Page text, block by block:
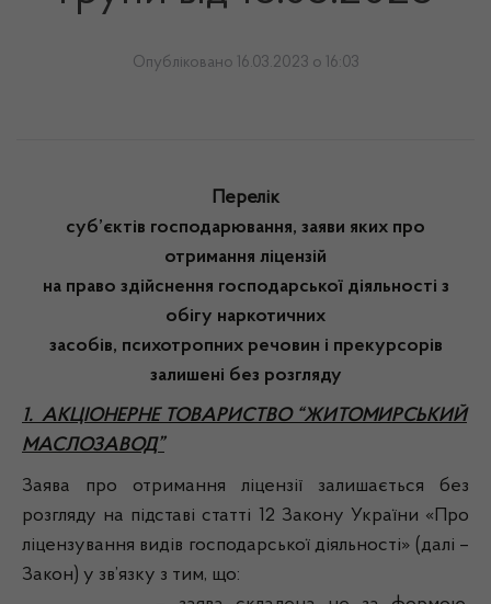
Опубліковано 16.03.2023 о 16:03
Перелік
суб’єктів господарювання, заяви яких про
отримання ліцензій
на право здійснення господарської діяльності з
обігу наркотичних
засобів, психотропних речовин і прекурсорів
залишені без розгляду
1. АКЦІОНЕРНЕ ТОВАРИСТВО “ЖИТОМИРСЬКИЙ
МАСЛОЗАВОД”
Заява про отримання ліцензії залишається без
розгляду на підставі статті 12 Закону України «Про
ліцензування видів господарської діяльності» (далі –
Закон) у зв’язку з тим, що: